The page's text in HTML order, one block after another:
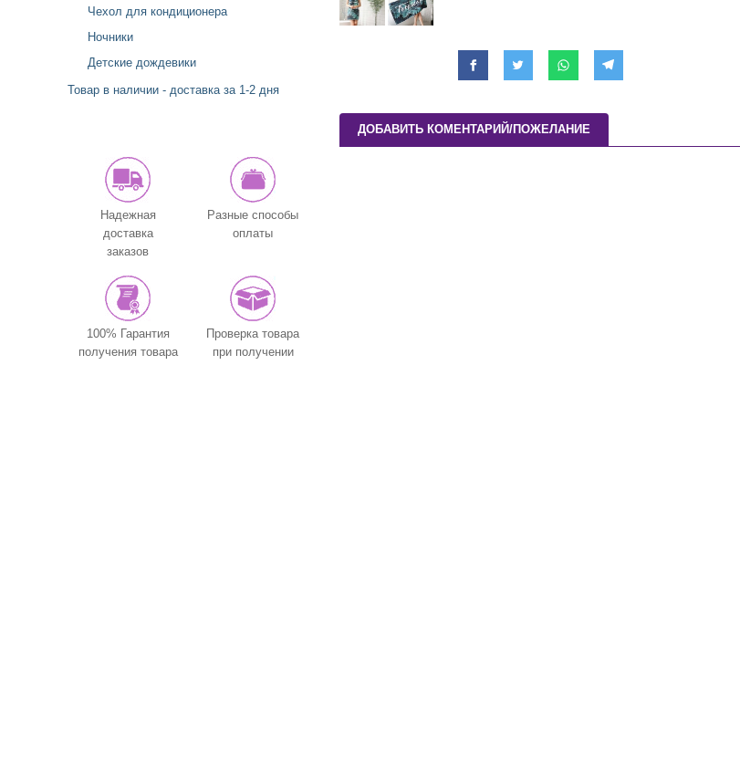
ДОБАВИТЬ КОМЕНТАРИЙ/ПОЖЕЛАНИЕ
Чехол для кондиционера
Ночники
Детские дождевики
Товар в наличии - доставка за 1-2 дня
Надежная
доставка
заказов
Разные способы
оплаты
100% Гарантия
получения товара
Проверка товара
при получении